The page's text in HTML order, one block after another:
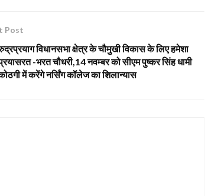
Post
विधानसभा क्षेत्र के चौमुखी विकास के लिए हमेशा
-भरत चौधरी,14 नवम्बर को सीएम पुष्कर सिंह धामी
में करेंगे नर्सिंग कॉलेज का शिलान्यास